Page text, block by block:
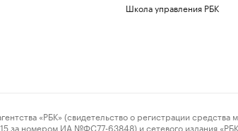
Школа управления РБК
«РБК» (свидетельство о регистрации средства
номером ИА №ФС77-63848) и сетевого издания